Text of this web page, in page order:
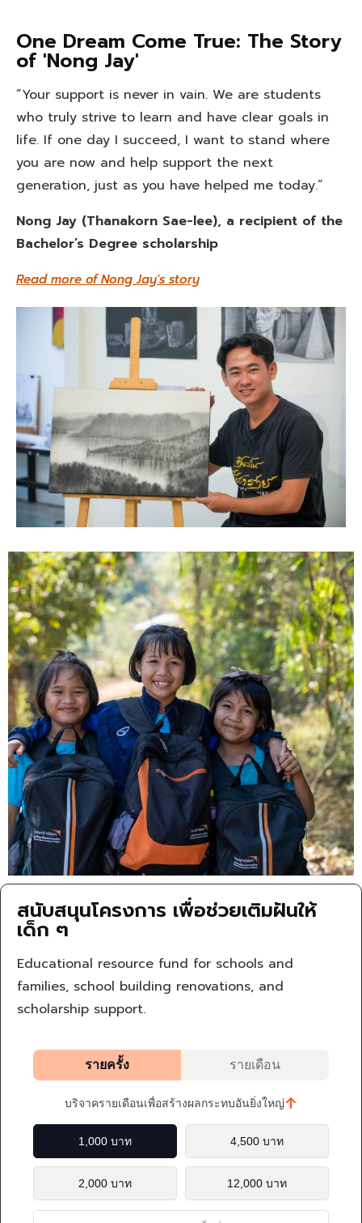
One Dream Come True: The Story
of 'Nong Jay'
“Your support is never in vain. We are students
who truly strive to learn and have clear goals in
life. If one day I succeed, I want to stand where
you are now and help support the next
generation, just as you have helped me today.”
Nong Jay (Thanakorn Sae-lee), a recipient of the
Bachelor’s Degree scholarship
Read more of Nong Jay's story
สนับสนุนโครงการ เพื่อช่วยเติมฝันให้
เด็ก ๆ
Educational resource fund for schools and
families, school building renovations, and
scholarship support.
รายครั้ง รายเดือน
บริจาครายเดือนเพื่อสร้างผลกระทบอันยิ่งใหญ่
1,000 บาท 4,500 บาท
2,000 บาท 12,000 บาท